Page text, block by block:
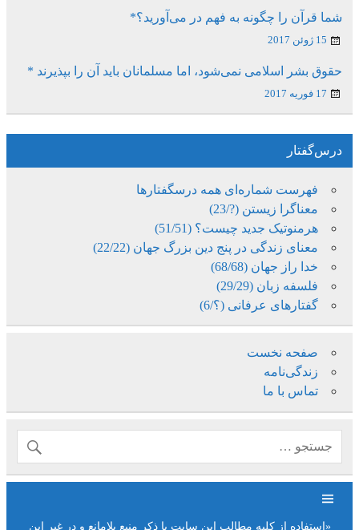
شما قرآن را چگونه به فهم در می‌آورید؟*
15 ژوئن 2017
حقوق بشر اسلامی نمی‌شود، اما مسلمانان باید آن را بپذیرند *
17 فوریه 2017
درس‌گفتار
فهرست شماره‌ای همه درسگفتارها
معناگرا زیستن (?/23)
هرمنوتیک جدید چیست؟ (51/51)
معنای زندگی در پنج دین بزرگ جهان (22/22)
خدا راز جهان (68/68)
فلسفه زبان (29/29)
گفتارهای عرفانی (؟/6)
صفحه نخست
زندگی‌نامه
تماس با ما
«استفاده از کلیه مطالب این سایت با ذکر منبع بلامانع و در غیر این